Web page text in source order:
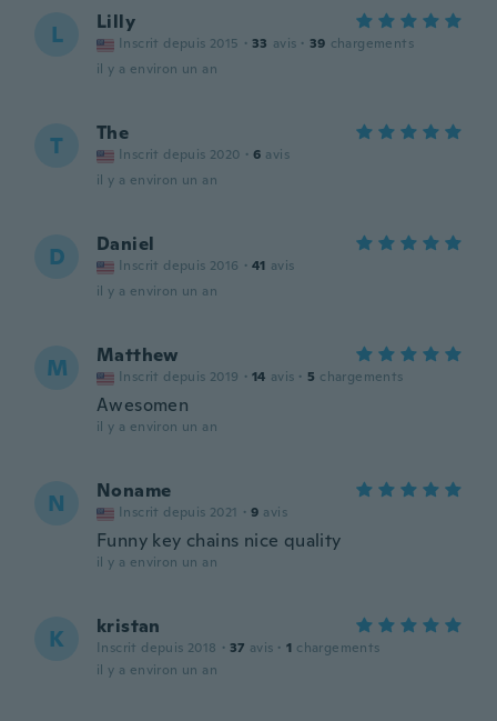
L Lilly
Inscrit depuis 2015 · 33 avis · 39 chargements
il y a environ un an
T The
Inscrit depuis 2020 · 6 avis
il y a environ un an
D Daniel
Inscrit depuis 2016 · 41 avis
il y a environ un an
M Matthew
Inscrit depuis 2019 · 14 avis · 5 chargements
Awesomen
il y a environ un an
N Noname
Inscrit depuis 2021 · 9 avis
Funny key chains nice quality
il y a environ un an
K kristan
Inscrit depuis 2018 · 37 avis · 1 chargements
il y a environ un an